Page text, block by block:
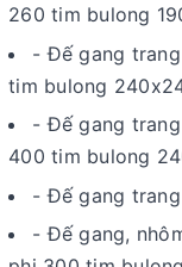
260 tim bulong
- Đế gang
tim bulong
- Đế gang
400 tim bulong
- Đế gang
- Đế gang,